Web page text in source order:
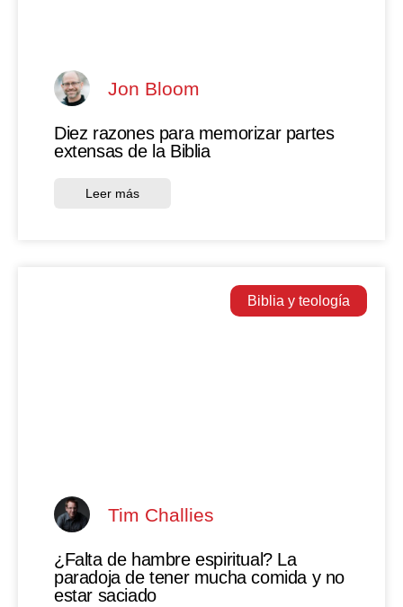
Jon Bloom
Diez razones para memorizar partes
extensas de la Biblia
Leer más
Biblia y teología
Tim Challies
¿Falta de hambre espiritual? La
paradoja de tener mucha comida y no
estar saciado